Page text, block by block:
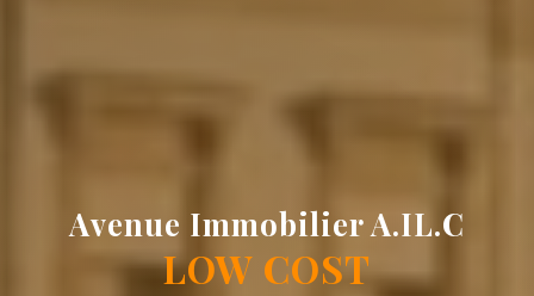
Avenue Immobilier A.IL.C
LOW COST